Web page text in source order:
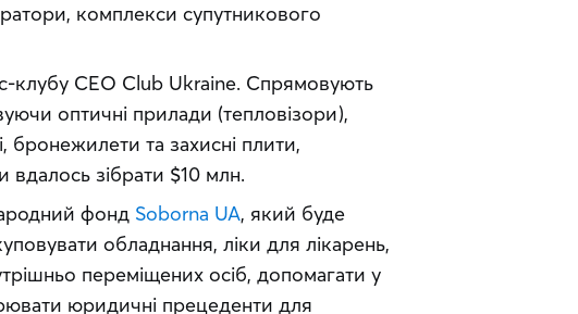
комплекси супутникового
клубу CEO Club Ukraine. Спрямовують
оптичні прилади (тепловізори),
бронежилети та захисні плити,
вдалось зібрати $10 млн.
фонд Soborna UA, який буде
обладнання, ліки для лікарень,
переміщених осіб, допомагати у
юридичні прецеденти для